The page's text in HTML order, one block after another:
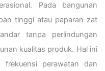
Pada bangunan
tinggi atau paparan zat
tanpa perlindungan
kualitas produk. Hal ini
frekuensi perawatan dan